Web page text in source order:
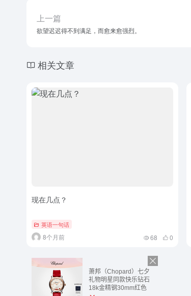
上一篇
欲望迟迟得不到满足，而愈来愈强烈。
相关文章
现在几点？
英语一句话
8个月前 68 0